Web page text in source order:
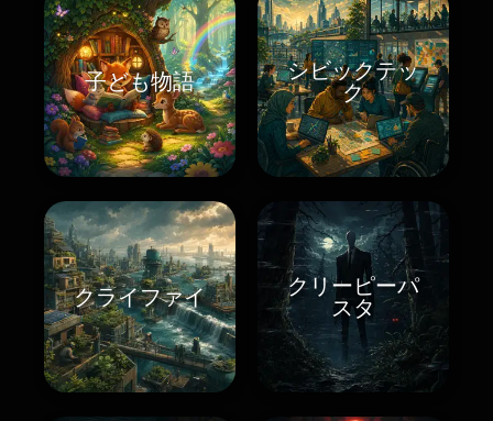
子ども物語
シビックテッ
ク
クライファイ
クリーピーパ
スタ